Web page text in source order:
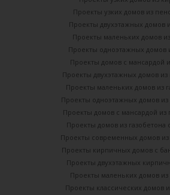
Проекты узких домов из
Проекты двухэтажных домов
Проекты маленьких домов
Проекты одноэтажных домов
Проекты домов с мансардой
Проекты двухэтажных домов из
Проекты маленьких домов из
Проекты одноэтажных домов из
Проекты домов с мансардой из
Проекты домов из газобетона
Проекты современных домов из
Проекты кирпичных домов с
Проекты двухэтажных
Проекты маленьких домов из
Проекты классических домов